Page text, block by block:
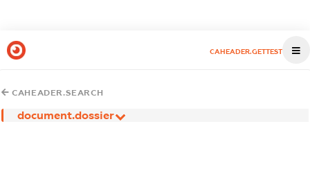
CAHEADER.GETTEST
CAHEADER.SEARCH
document.dossier